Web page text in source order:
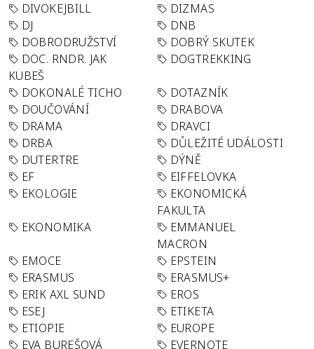
DIVOKEJBILL
DIZMAS
DJ
DNB
DOBRODRUŽSTVÍ
DOBRÝ SKUTEK
DOC. RNDR. JAK
KUBEŠ
DOGTREKKING
DOKONALÉ TICHO
DOTAZNÍK
DOUČOVÁNÍ
DRABOVA
DRAMA
DRAVCI
DRBA
DŮLEŽITÉ UDÁLOSTI
DUTERTRE
DÝNĚ
EF
EIFFELOVKA
EKOLOGIE
EKONOMICKÁ
FAKULTA
EKONOMIKA
EMMANUEL
MACRON
EMOCE
EPSTEIN
ERASMUS
ERASMUS+
ERIK AXL SUND
EROS
ESEJ
ETIKETA
ETIOPIE
EUROPE
EVA BUREŠOVÁ
EVERNOTE